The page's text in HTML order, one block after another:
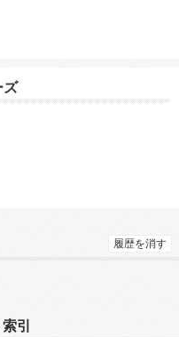
ズ
履歴を消す
引